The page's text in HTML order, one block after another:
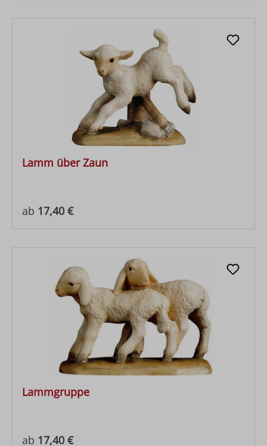
Lamm über Zaun
Regulärer Preis:
ab 17,40 €
Lammgruppe
Regulärer Preis:
ab 17,40 €